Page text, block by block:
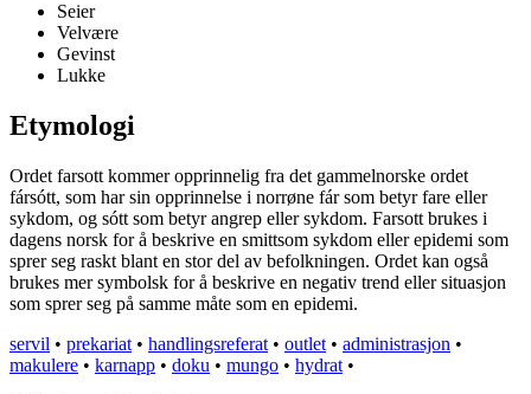
Seier
Velvære
Gevinst
Lukke
Etymologi
Ordet farsott kommer opprinnelig fra det gammelnorske ordet
fársótt, som har sin opprinnelse i norrøne fár som betyr fare eller
sykdom, og sótt som betyr angrep eller sykdom. Farsott brukes i
dagens norsk for å beskrive en smittsom sykdom eller epidemi som
sprer seg raskt blant en stor del av befolkningen. Ordet kan også
brukes mer symbolsk for å beskrive en negativ trend eller situasjon
som sprer seg på samme måte som en epidemi.
servil • prekariat • handlingsreferat • outlet • administrasjon •
makulere • karnapp • doku • mungo • hydrat •